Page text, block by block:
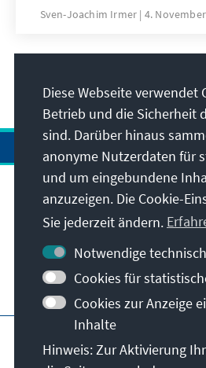
Assoziierungsabkommens
Wahl im Kontext der
Bevölkerung Ängste
möglichen russischen
ausgelöst haben.
Sven-Joachim Irmer 4.
Anschrift
Kontakt
Besuchen Sie auch
Hauptseite der KAS
Diese Webseite verwendet
Betrieb und die Sicherheit
sind. Darüber hinaus
anonyme Nutzerdaten für
und um eingebundene
anzuzeigen. Die Cookie-
Sie jederzeit ändern.
Notwendige
Cookies für
Cookies zur Anzeige
Inhalte
Hinweis: Zur Aktivierung